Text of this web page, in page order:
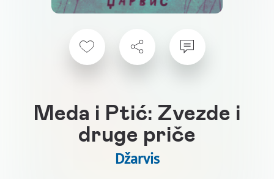
Meda i Ptić: Zvezde i
druge priče
Džarvis